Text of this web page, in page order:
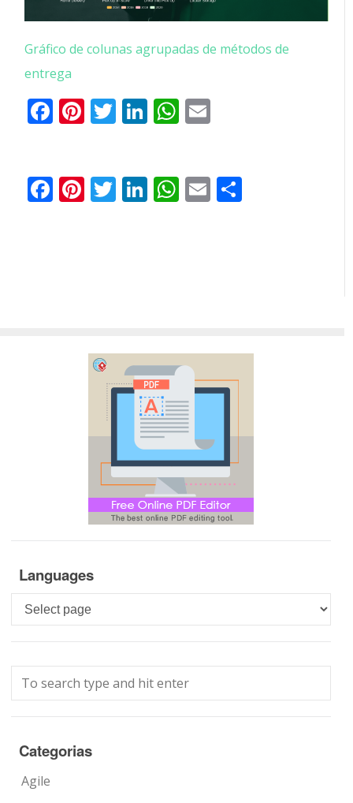
Gráfico de colunas agrupadas de métodos de
entrega
Facebook
Pinterest
Twitter
LinkedIn
Whatsapp
Facebook
Pinterest
Twitter
LinkedIn
WhatsApp
Email
Languages
Languages
Categorias
Agile